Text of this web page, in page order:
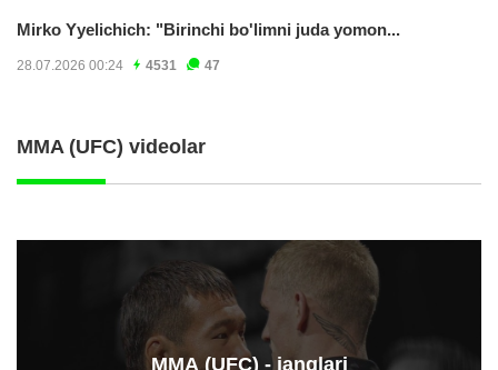
Mirko Yyelichich: "Birinchi bo'limni juda yomon...
28.07.2026 00:24 4531 47
MMA (UFC) videolar
ММА (UFC) - janglari